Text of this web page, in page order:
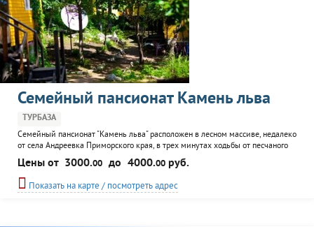
Семейный пансионат Камень льва
ТУРБАЗА
Семейный пансионат "Камень льва" расположен в лесном массиве, недалеко
от села Андреевка Приморского края, в трех минутах ходьбы от песчаного
пляжа бухты Витязь. В поселке есть продуктовый магазин. Инфраструктура
пансионата включает 4 гостевых дома. В каждом - 4 отдельных номера с
полными удобствами, рассчитанных на семейное проживание. К услугам
отдыхающих кают-компания с...
Цены от 3000.00 до 4000.00 руб.
Показать на карте / посмотреть адрес